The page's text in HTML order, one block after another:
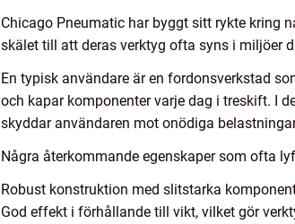
Chicago Pneumatic har byggt sitt rykte kring
skälet till att deras verktyg ofta syns i miljöer
En typisk användare är en fordonsverkstad
och kapar komponenter varje dag i treskift. I
skyddar användaren mot onödiga
Några återkommande egenskaper som ofta
Robust konstruktion med slitstarka
God effekt i förhållande till vikt, vilket gör